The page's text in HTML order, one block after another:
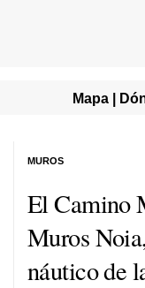
Mapa |
El Camino
Muros
náutico de
MUROS